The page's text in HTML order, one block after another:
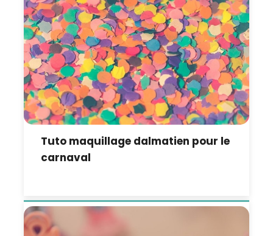
Tuto maquillage dalmatien pour le
carnaval